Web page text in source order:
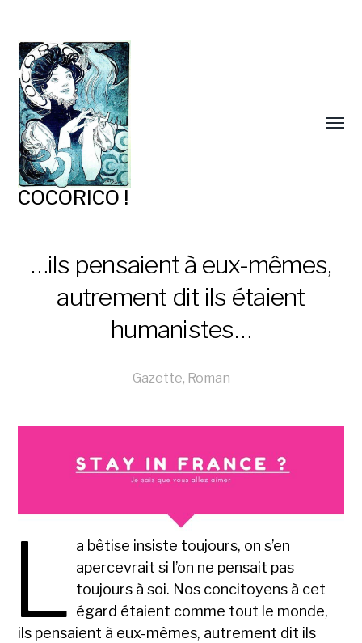
COCORICO !
…ils pensaient à eux-mêmes,
autrement dit ils étaient
humanistes…
Gazette, Roman
L a bêtise insiste toujours, on s’en
apercevrait si l’on ne pensait pas
toujours à soi. Nos concitoyens à cet
égard étaient comme tout le monde,
ils pensaient à eux-mêmes, autrement dit ils